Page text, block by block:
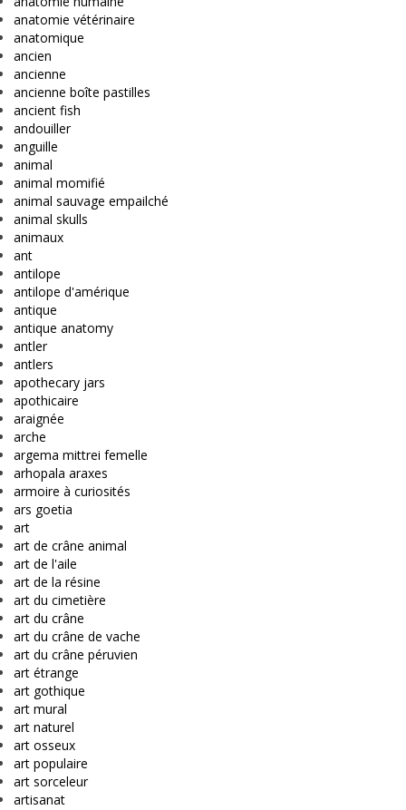
anatomie vétérinaire
anatomique
ancien
ancienne
ancienne boîte pastilles
ancient fish
andouiller
anguille
animal
animal momifié
animal sauvage empailché
animal skulls
animaux
ant
antilope
antilope d'amérique
antique
antique anatomy
antler
antlers
apothecary jars
apothicaire
araignée
arche
argema mittrei femelle
arhopala araxes
armoire à curiosités
ars goetia
art
art de crâne animal
art de l'aile
art de la résine
art du cimetière
art du crâne
art du crâne de vache
art du crâne péruvien
art étrange
art gothique
art mural
art naturel
art osseux
art populaire
art sorceleur
artisanat